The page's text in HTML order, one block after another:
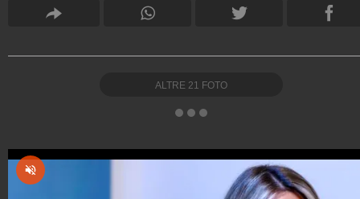
ALTRE 21 FOTO